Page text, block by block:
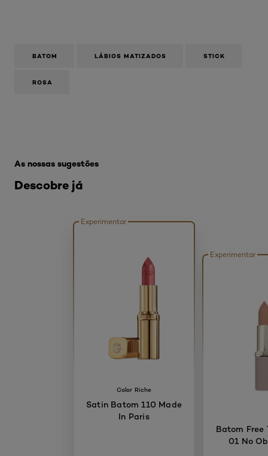
BATOM LÁBIOS MATIZADOS STICK
ROSA
Descobre já
As nossas sugestões
Experimentar
Color Riche
Satin Batom 110 Made
In Paris
Experimentar
Batom Free
01 No